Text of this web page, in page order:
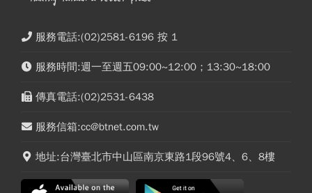
服務電話:(02)2581-6196 按 1
服務時間:週一至週五09:00~12:00；13:30~18:00
傳真電話:(02)2531-6438
服務信箱:cc@btnet.com.tw
地址:台灣臺北市中山區南京東路1段96號4、6、8樓